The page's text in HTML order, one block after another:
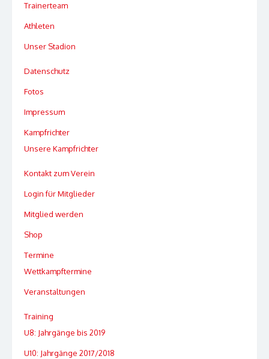
Trainerteam
Athleten
Unser Stadion
Datenschutz
Fotos
Impressum
Kampfrichter
Unsere Kampfrichter
Kontakt zum Verein
Login für Mitglieder
Mitglied werden
Shop
Termine
Wettkampftermine
Veranstaltungen
Training
U8: Jahrgänge bis 2019
U10: Jahrgänge 2017/2018